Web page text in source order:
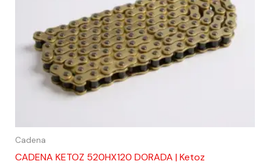
Cadena
CADENA KETOZ 520HX120 DORADA | Ketoz